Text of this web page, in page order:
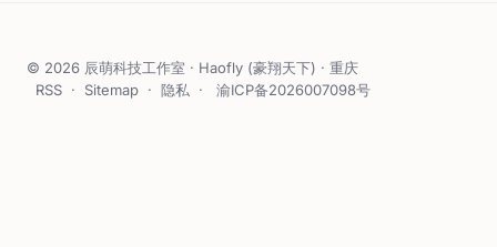
© 2026 辰萌科技工作室 · Haofly (豪翔天下) · 重庆
RSS · Sitemap · 隐私 · 渝ICP备2026007098号